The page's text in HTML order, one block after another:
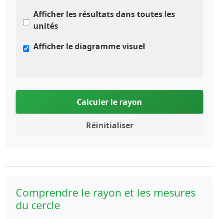
Afficher les résultats dans toutes les
unités
Afficher le diagramme visuel
Calculer le rayon
Réinitialiser
Comprendre le rayon et les mesures
du cercle